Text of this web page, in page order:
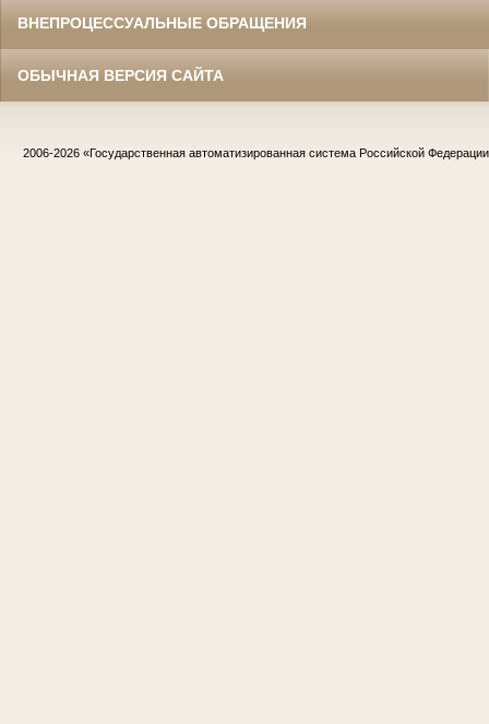
ВНЕПРОЦЕССУАЛЬНЫЕ ОБРАЩЕНИЯ
ОБЫЧНАЯ ВЕРСИЯ САЙТА
2006-2026 «Государственная автоматизированная система Российской